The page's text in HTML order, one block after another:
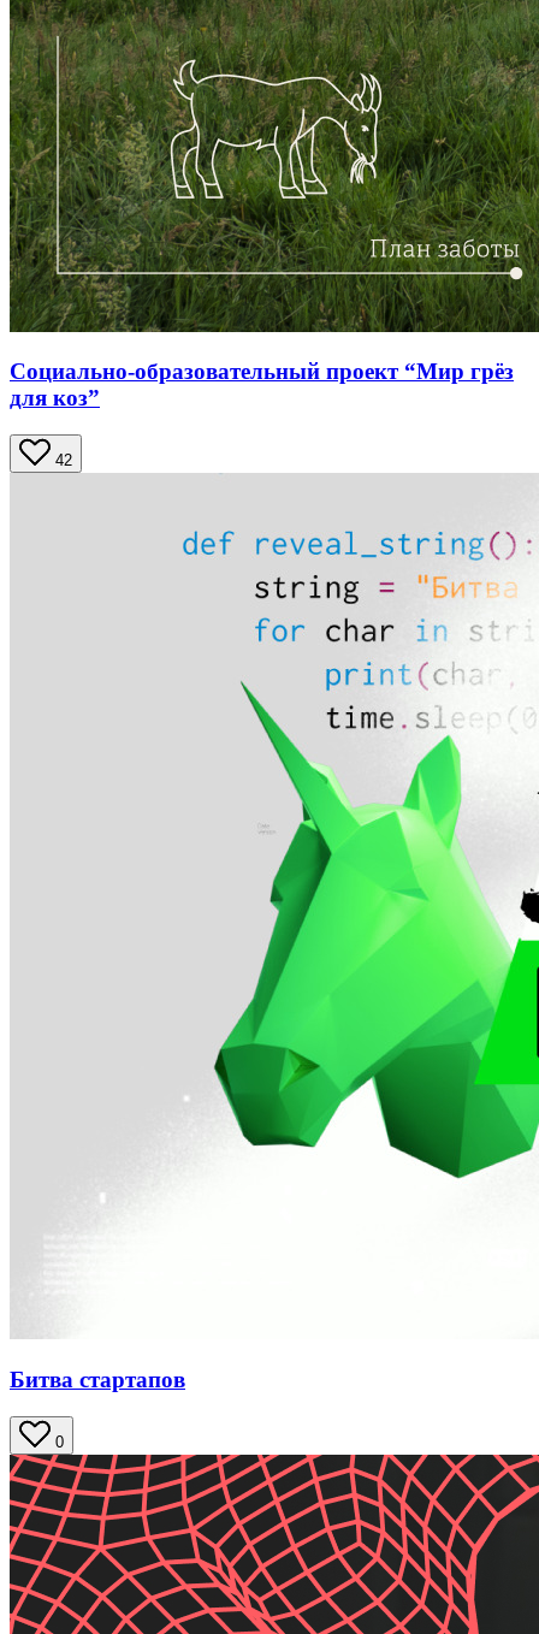
Социально-образовательный проект “Мир грёз
для коз”
42
Битва стартапов
0